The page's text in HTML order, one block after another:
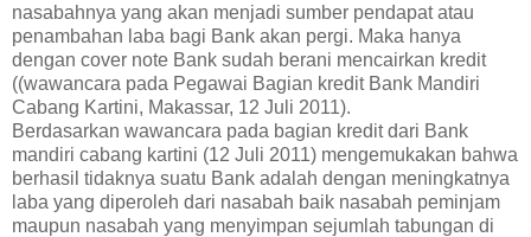
nasabahnya yang akan menjadi sumber pendapat atau
penambahan laba bagi Bank akan pergi. Maka hanya
dengan cover note Bank sudah berani mencairkan kredit
((wawancara pada Pegawai Bagian kredit Bank Mandiri
Cabang Kartini, Makassar, 12 Juli 2011).
Berdasarkan wawancara pada bagian kredit dari Bank
mandiri cabang kartini (12 Juli 2011) mengemukakan bahwa
berhasil tidaknya suatu Bank adalah dengan meningkatnya
laba yang diperoleh dari nasabah baik nasabah peminjam
maupun nasabah yang menyimpan sejumlah tabungan di